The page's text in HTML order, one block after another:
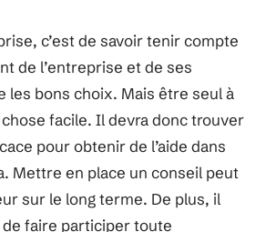
c’est de savoir tenir compte
de l’entreprise et de ses
les bons choix. Mais être seul à
facile. Il devra donc trouver
pour obtenir de l’aide dans
Mettre en place un conseil peut
sur le long terme. De plus, il
faire participer toute